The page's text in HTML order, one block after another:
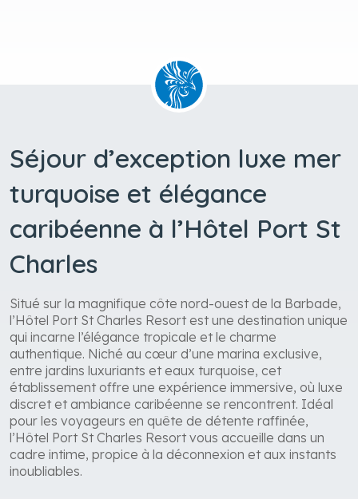
Séjour d’exception luxe mer
turquoise et élégance
caribéenne à l’Hôtel Port St
Charles
Situé sur la magnifique côte nord-ouest de la Barbade,
l’Hôtel Port St Charles Resort est une destination unique
qui incarne l’élégance tropicale et le charme
authentique. Niché au cœur d’une marina exclusive,
entre jardins luxuriants et eaux turquoise, cet
établissement offre une expérience immersive, où luxe
discret et ambiance caribéenne se rencontrent. Idéal
pour les voyageurs en quête de détente raffinée,
l’Hôtel Port St Charles Resort vous accueille dans un
cadre intime, propice à la déconnexion et aux instants
inoubliables.